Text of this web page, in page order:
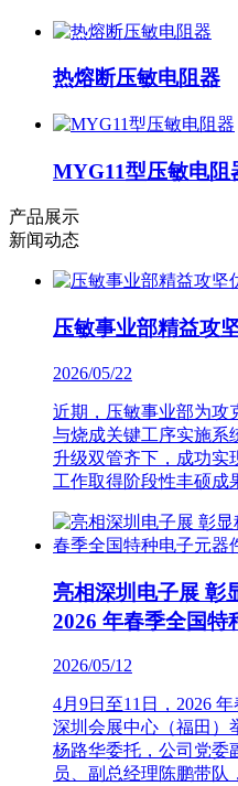
热熔断压敏电阻器
MYG11型压敏电阻
产品展示
新闻动态
压敏事业部精益攻
2026/05/22
近期，压敏事业部为攻
与烧成关键工序实施系
升级双管齐下，成功实
工作取得阶段性丰硕成
亮相深圳电子展
2026 年春季全国特
2026/05/12
4月9日至11日，2026
深圳会展中心（福田）
杨路华委托，公司党委
员、副总经理陈鹏带队